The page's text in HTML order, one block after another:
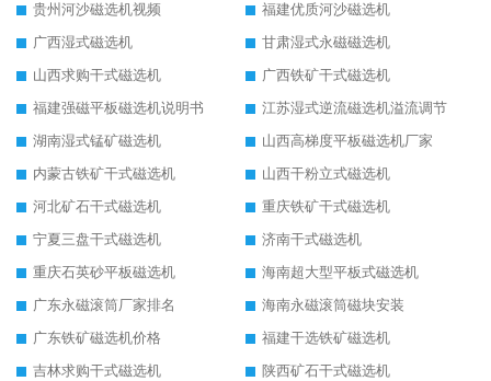
贵州河沙磁选机视频
福建优质河沙磁选机
广西湿式磁选机
甘肃湿式永磁磁选机
山西求购干式磁选机
广西铁矿干式磁选机
福建强磁平板磁选机说明书
江苏湿式逆流磁选机溢流调节
湖南湿式锰矿磁选机
山西高梯度平板磁选机厂家
内蒙古铁矿干式磁选机
山西干粉立式磁选机
河北矿石干式磁选机
重庆铁矿干式磁选机
宁夏三盘干式磁选机
济南干式磁选机
重庆石英砂平板磁选机
海南超大型平板式磁选机
广东永磁滚筒厂家排名
海南永磁滚筒磁块安装
广东铁矿磁选机价格
福建干选铁矿磁选机
吉林求购干式磁选机
陕西矿石干式磁选机